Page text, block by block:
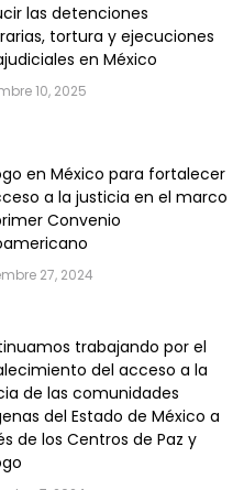
las detenciones
tortura y ejecuciones
en México
10, 2025
en México para fortalecer
a la justicia en el marco
Convenio
27, 2024
trabajando por el
del acceso a la
de las comunidades
del Estado de México a
de los Centros de Paz y